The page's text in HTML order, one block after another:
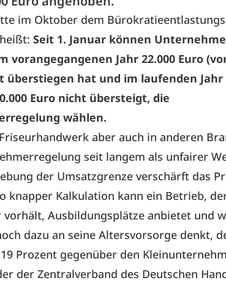
im Oktober dem
Seit 1. Januar können
vorangegangenen Jahr 22.000 Euro
überstiegen hat und im laufenden Jahr
Euro nicht übersteigt, die
wählen.
aber auch in anderen
seit langem als unfairer
der Umsatzgrenze verschärft das
knapper Kalkulation kann ein Betrieb,
Ausbildungsplätze anbietet und
dazu an seine Altersvorsorge denkt,
Prozent gegenüber den
der Zentralverband des Deutschen